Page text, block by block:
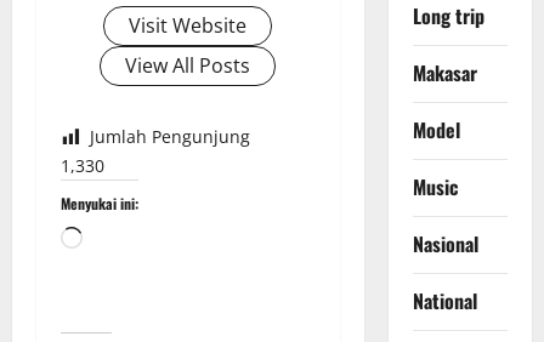
Visit Website
View All Posts
Jumlah Pengunjung
1,330
Menyukai ini:
Memuat...
Long trip
Makasar
Model
Music
Nasional
National